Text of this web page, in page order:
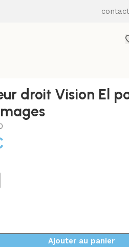
droit Vision El
Ajouter au panier